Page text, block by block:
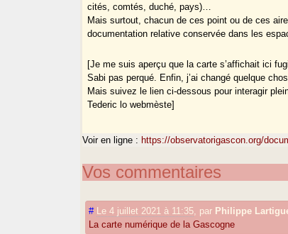
cités, comtés, duché, pays)…
Mais surtout, chacun de ces point ou de ces
documentation relative conservée dans les
[Je me suis aperçu que la carte s’affichait ici
Sabi pas perqué. Enfin, j’ai changé quelque
Mais suivez le lien ci-dessous pour interagir
Tederic lo webmèste]
Voir en ligne : https://observatorigascon.org/
Vos commentaires
# Le 4 juillet 2021 à 11:35 par Philippe
La carte numérique de la Gascogne